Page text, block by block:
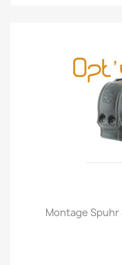
Montage Spuhr